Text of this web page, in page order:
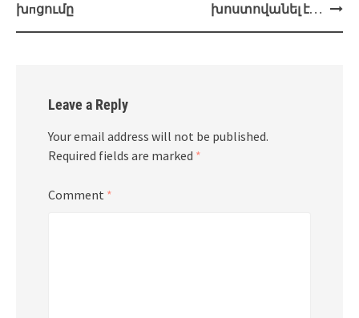
խпցումը
խոստովանել է…
Leave a Reply
Your email address will not be published.
Required fields are marked *
Comment *